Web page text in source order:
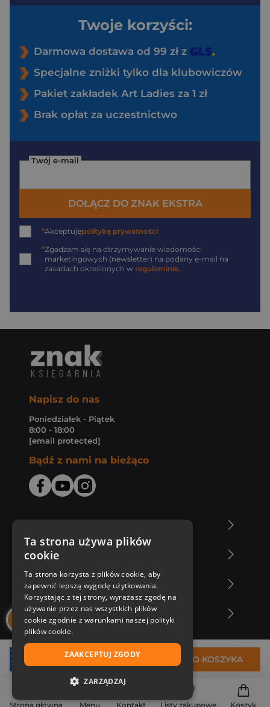
Strona główna Menu Kontakt Listy zakupowe Koszyk
28,99 zł DO KOSZYKA
Twoje korzyści:
Darmowa dostawa od 99 zł z
Specjalne zniżki tylko dla klubowiczów
Pakiet zakładek Art Ladies za 1 zł
Brak opłat za uczestnictwo
Twój e-mail
DOŁĄCZ DO ZNAK EKSTRA
*Akceptujępolitykę prywatności
*Zgadzam się na otrzymywanie wiadomości
marketingowych (newsletter) na podany e-mail na
zasadach określonych w regulaminie
Napisz do nas
Poniedziałek - Piątek
8:00 - 18:00
[email protected]
Bądź z nami na bieżąco
Zakupy u nas
Nasza oferta
Nasi autorzy
Ta strona używa plików
cookie
Ta strona korzysta z plików cookie, aby
zapewnić lepszą wygodę użytkowania.
Korzystając z tej strony, wyrażasz zgodę na
używanie przez nas wszystkich plików
cookie zgodnie z warunkami naszej polityki
plików cookie.
ZAAKCEPTUJ ZGODY
ZARZĄDZAJ
NIEZBĘDNE